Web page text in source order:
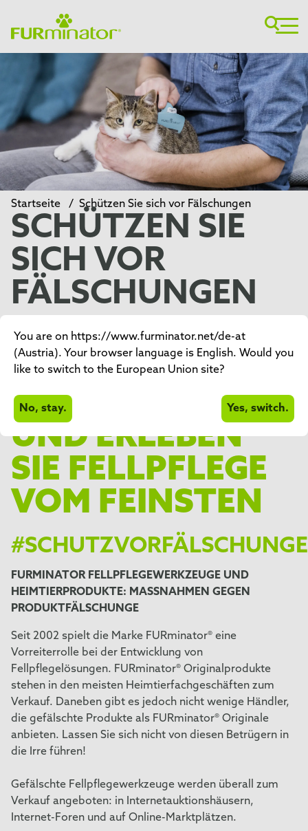
Startseite / Schützen Sie sich vor Fälschungen
SCHÜTZEN SIE
SICH VOR
FÄLSCHUNGEN
SCHÜTZEN SIE
SICH VOR
FÄLSCHUNGEN
UND ERLEBEN
SIE FELLPFLEGE
VOM FEINSTEN
FURMINATOR FELLPFLEGEWERKZEUGE UND
HEIMTIERPRODUKTE: MASSNAHMEN GEGEN
PRODUKTFÄLSCHUNGE
Seit 2002 spielt die Marke FURminator® eine
Vorreiterrolle bei der Entwicklung von
Fellpflegelösungen. FURminator® Originalprodukte
stehen in den meisten Heimtierfachgeschäften zum
Verkauf. Daneben gibt es jedoch nicht wenige Händler,
die gefälschte Produkte als FURminator® Originale
anbieten. Lassen Sie sich nicht von diesen Betrügern in
die Irre führen!
Gefälschte Fellpflegewerkzeuge werden überall zum
Verkauf angeboten: in Internetauktionshäusern,
Internet-Foren und auf Online-Marktplätzen.
You are on https://www.furminator.net/de-at
(Austria). Your browser language is English. Would you
like to switch to the European Union site?
No, stay. Yes, switch.